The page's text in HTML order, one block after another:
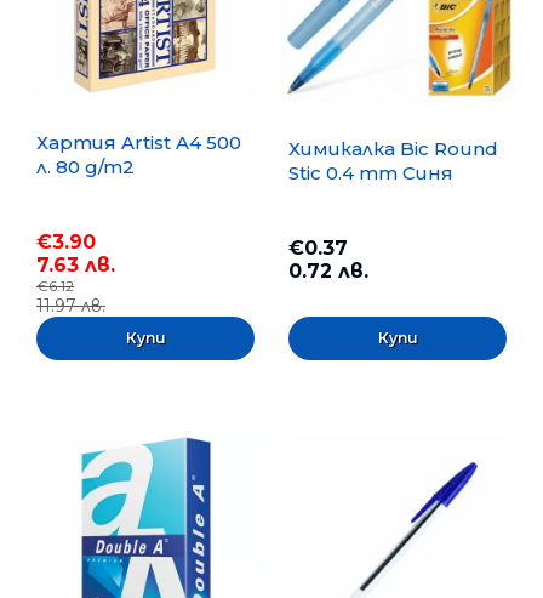
Хартия Artist A4 500
л. 80 g/m2
€3.90
7.63 лв.
€6.12
11.97 лв.
Химикалка Bic Round
Stic 0.4 mm Синя
€0.37
0.72 лв.